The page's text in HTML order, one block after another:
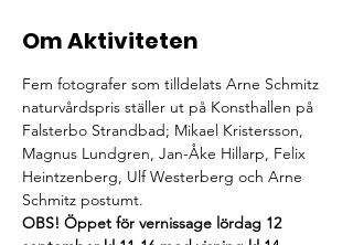
Om Aktiviteten
Fem fotografer som tilldelats Arne Schmitz
naturvårdspris ställer ut på Konsthallen på
Falsterbo Strandbad; Mikael Kristersson,
Magnus Lundgren, Jan-Åke Hillarp, Felix
Heintzenberg, Ulf Westerberg och Arne
Schmitz postumt.
OBS! Öppet för vernissage lördag 12